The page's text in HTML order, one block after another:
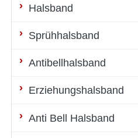
Halsband
Sprühhalsband
Antibellhalsband
Erziehungshalsband
Anti Bell Halsband